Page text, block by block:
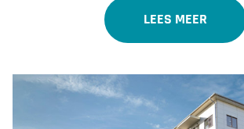
LEES MEER